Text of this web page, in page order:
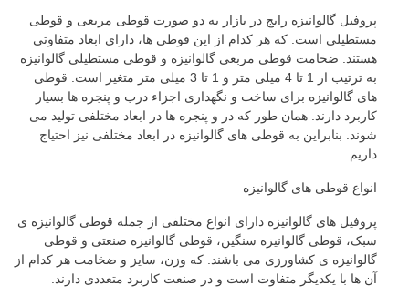
پروفیل گالوانیزه رایج در بازار به دو صورت قوطی مربعی و قوطی
مستطیلی است. که هر کدام از این قوطی ها، دارای ابعاد متفاوتی
هستند. ضخامت قوطی مربعی گالوانیزه و قوطی مستطیلی گالوانیزه
به ترتیب از 1 تا 4 میلی متر و 1 تا 3 میلی متر متغیر است. قوطی
های گالوانیزه برای ساخت و نگهداری اجزاء درب و پنجره ها بسیار
کاربرد دارند. همان طور که در و پنجره ها در ابعاد مختلفی تولید می
شوند. بنابراین به قوطی های گالوانیزه در ابعاد مختلفی نیز احتیاج
داریم.
انواع قوطی های گالوانیزه
پروفیل های گالوانیزه دارای انواع مختلفی از جمله قوطی گالوانیزه ی
سبک، قوطی گالوانیزه سنگین، قوطی گالوانیزه صنعتی و قوطی
گالوانیزه ی کشاورزی می باشند. که وزن، سایز و ضخامت هر کدام از
آن ها با یکدیگر متفاوت است و در صنعت کاربرد متعددی دارند.